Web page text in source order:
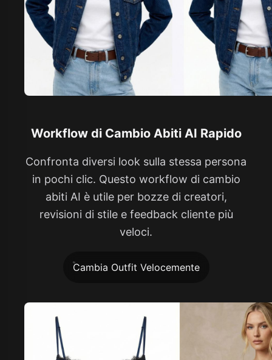
Workflow di Cambio Abiti AI Rapido
Confronta diversi look sulla stessa persona
in pochi clic. Questo workflow di cambio
abiti AI è utile per bozze di creatori,
revisioni di stile e feedback cliente più
veloci.
Cambia Outfit Velocemente